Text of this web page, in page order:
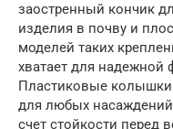
заостренный кончик
изделия в почву и
моделей таких
хватает для надежной
Пластиковые колышки
для любых
счет стойкости перед